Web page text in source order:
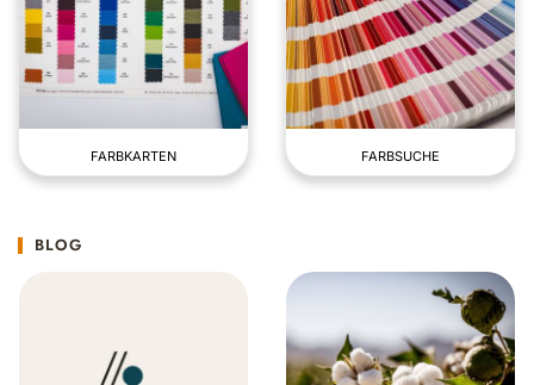
FARBKARTEN FARBSUCHE
BLOG